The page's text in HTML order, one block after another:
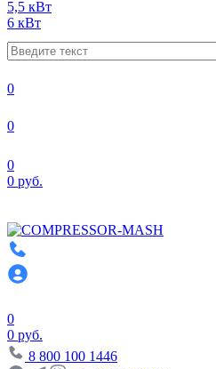
5,5 кВт
6 кВт
0
0
0
0 руб.
0
0 руб.
8 800 100 1446